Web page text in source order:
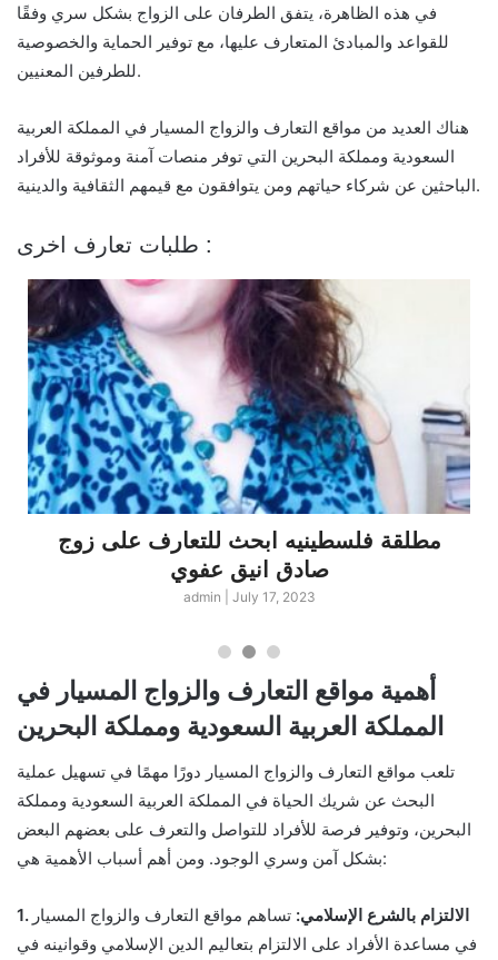
في هذه الظاهرة، يتفق الطرفان على الزواج بشكل سري وفقًا
للقواعد والمبادئ المتعارف عليها، مع توفير الحماية والخصوصية
للطرفين المعنيين.
هناك العديد من مواقع التعارف والزواج المسيار في المملكة العربية
السعودية ومملكة البحرين التي توفر منصات آمنة وموثوقة للأفراد
الباحثين عن شركاء حياتهم ومن يتوافقون مع قيمهم الثقافية والدينية.
طلبات تعارف اخرى :
مطلقة فلسطينيه ابحث للتعارف على زوج
صادق انيق عفوي
admin July 17, 2023
أهمية مواقع التعارف والزواج المسيار في
المملكة العربية السعودية ومملكة البحرين
تلعب مواقع التعارف والزواج المسيار دورًا مهمًا في تسهيل عملية
البحث عن شريك الحياة في المملكة العربية السعودية ومملكة
البحرين، وتوفير فرصة للأفراد للتواصل والتعرف على بعضهم البعض
بشكل آمن وسري الوجود. ومن أهم أسباب الأهمية هي:
1. الالتزام بالشرع الإسلامي: تساهم مواقع التعارف والزواج المسيار
في مساعدة الأفراد على الالتزام بتعاليم الدين الإسلامي وقوانينه في